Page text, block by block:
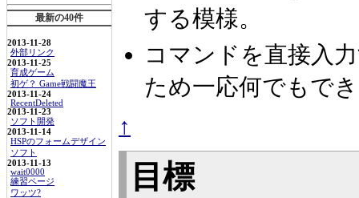
最新の40件
2013-11-28
外部リンク
2013-11-25
育成ゲーム
初ゲ？ Game戦闘魔王
2013-11-24
RecentDeleted
2013-11-23
ソフト開発
2013-11-14
HSPのフォームデザイン
ソフト
2013-11-13
wait0000
練習ページ
ワッツ?
する模様。
コマンドを直接入
ため一応何でもで
↑
目標